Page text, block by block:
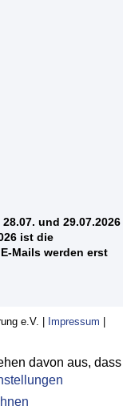
und 29.07.2026
ist die
Mails werden erst
e.V. | Impressum |
davon aus, dass